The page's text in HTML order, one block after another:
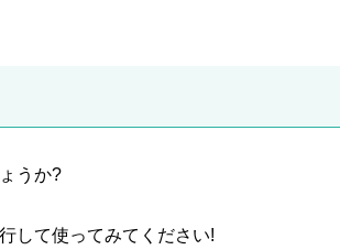
うか?
して使ってみてください!